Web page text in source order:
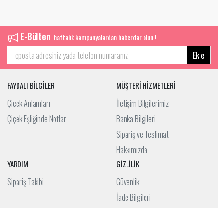
E-Bülten haftalık kampanyalardan haberdar olun !
Ekle
FAYDALI BİLGİLER
Çiçek Anlamları
Çiçek Eşliğinde Notlar
MÜŞTERİ HİZMETLERİ
İletişim Bilgilerimiz
Banka Bilgileri
Sipariş ve Teslimat
Hakkımızda
YARDIM
Sipariş Takibi
GİZLİLİK
Güvenlik
İade Bilgileri